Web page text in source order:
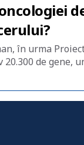
în urma
de gene,